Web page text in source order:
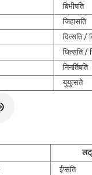
बिभीषति
जिहासति
दित्सति /
धित्सति /
निनर्तिषति
युयुत्सते
ईप्सति